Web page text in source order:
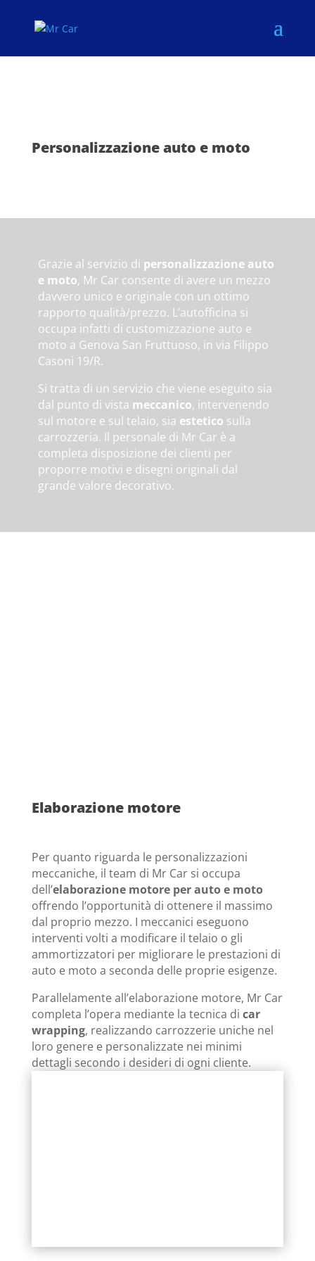
Personalizzazione auto e moto
Grazie al servizio di personalizzazione auto
e moto, Mr Car consente di avere un mezzo
davvero unico e originale con un ottimo
rapporto qualità/prezzo. L’autofficina si
occupa infatti di customizzazione auto e
moto a Genova San Fruttuoso, in via Filippo
Casoni 19/R.
Si tratta di un servizio che viene eseguito sia
dal punto di vista meccanico, intervenendo
sul motore e sul telaio, sia estetico sulla
carrozzeria. Il personale di Mr Car è a
completa disposizione dei clienti per
proporre motivi e disegni originali dal
grande valore decorativo.
Elaborazione motore
Per quanto riguarda le personalizzazioni
meccaniche, il team di Mr Car si occupa
dell’elaborazione motore per auto e moto
offrendo l’opportunità di ottenere il massimo
dal proprio mezzo. I meccanici eseguono
interventi volti a modificare il telaio o gli
ammortizzatori per migliorare le prestazioni di
auto e moto a seconda delle proprie esigenze.
Parallelamente all’elaborazione motore, Mr Car
completa l’opera mediante la tecnica di car
wrapping, realizzando carrozzerie uniche nel
loro genere e personalizzate nei minimi
dettagli secondo i desideri di ogni cliente.